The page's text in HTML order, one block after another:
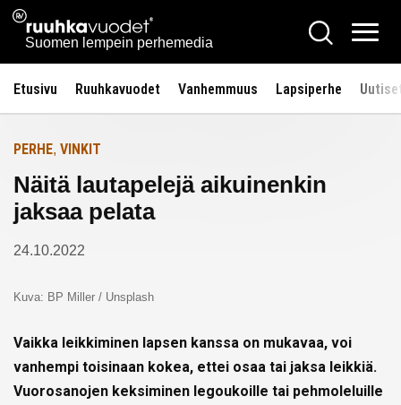
Siirry
sisältöön
Ruuhkavuodet.fi
Suomen lempein perhemedia
Hae
Etusivu Ruuhkavuodet Vanhemmuus Lapsiperhe
Etusivulle
PERHE, VINKIT
Näitä lautapelejä aikuinenkin
jaksaa pelata
24.10.2022
Kuva: BP Miller / Unsplash
Vaikka leikkiminen lapsen kanssa on mukavaa, voi
vanhempi toisinaan kokea, ettei osaa tai jaksa leikkiä.
Vuorosanojen keksiminen legoukoille tai pehmoleluille